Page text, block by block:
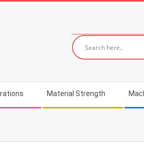
Material Strength